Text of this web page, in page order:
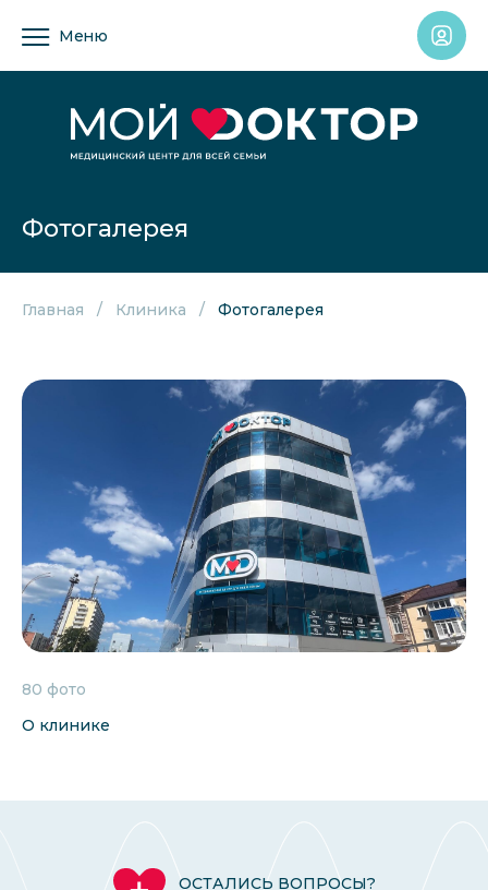
Меню
Фотогалерея
Главная Клиника Фотогалерея
80 фото
О клинике
ОСТАЛИСЬ ВОПРОСЫ?